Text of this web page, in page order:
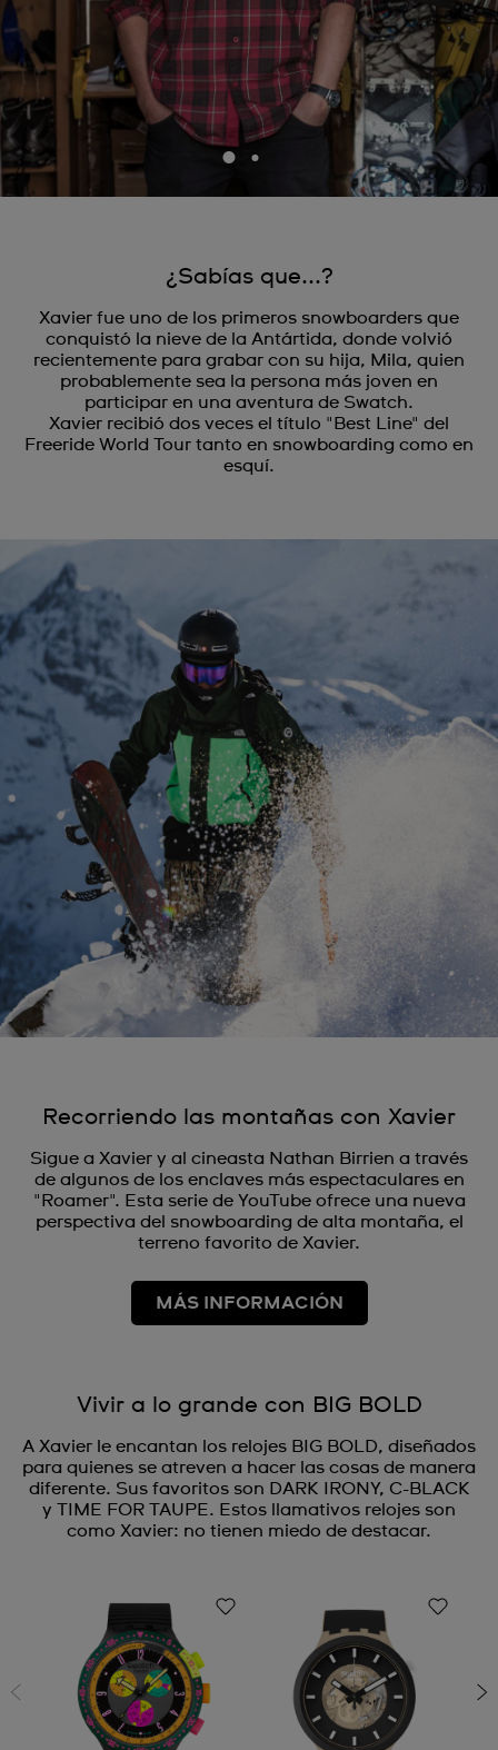
¿Sabías que...?
Xavier fue uno de los primeros snowboarders que
conquistó la nieve de la Antártida, donde volvió
recientemente para grabar con su hija, Mila, quien
probablemente sea la persona más joven en
participar en una aventura de Swatch.
Xavier recibió dos veces el título "Best Line" del
Freeride World Tour tanto en snowboarding como en
esquí.
Recorriendo las montañas con Xavier
Sigue a Xavier y al cineasta Nathan Birrien a través
de algunos de los enclaves más espectaculares en
"Roamer". Esta serie de YouTube ofrece una nueva
perspectiva del snowboarding de alta montaña, el
terreno favorito de Xavier.
MÁS INFORMACIÓN
Vivir a lo grande con BIG BOLD
A Xavier le encantan los relojes BIG BOLD, diseñados
para quienes se atreven a hacer las cosas de manera
diferente. Sus favoritos son DARK IRONY, C-BLACK
y TIME FOR TAUPE. Estos llamativos relojes son
como Xavier: no tienen miedo de destacar.